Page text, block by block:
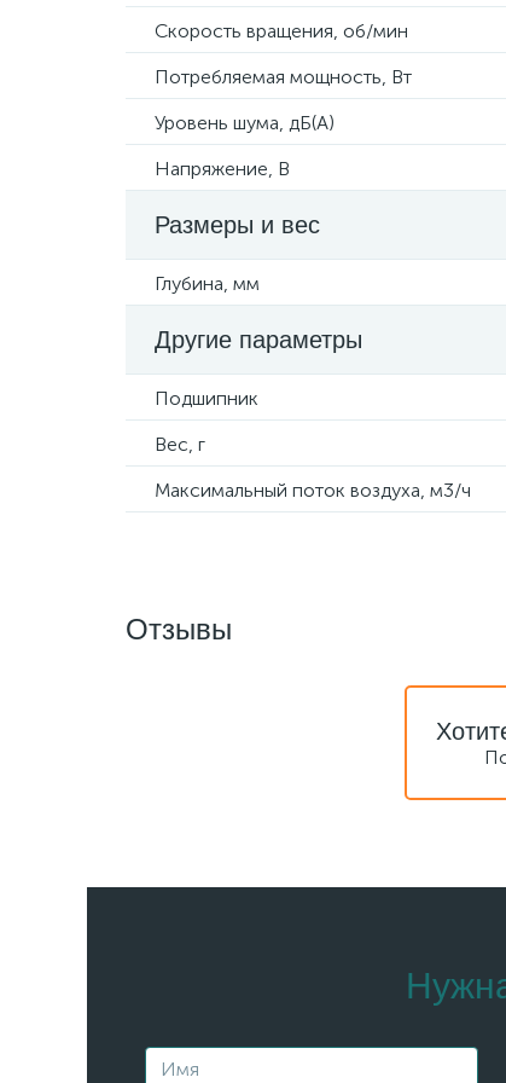
Скорость вращения, об/мин
Потребляемая мощность, Вт
Уровень шума, дБ(А)
Напряжение, В
Размеры и вес
Глубина, мм
Другие параметры
Подшипник
Вес, г
Максимальный поток воздуха, м3/ч
Отзывы